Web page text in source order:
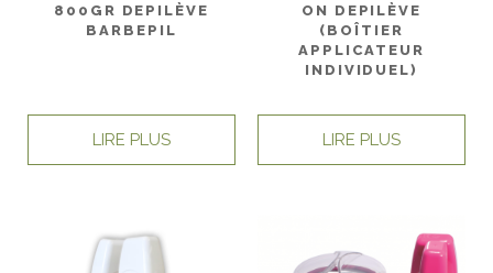
800GR DEPILÈVE
BARBEPIL
LIRE PLUS
ON DEPILÈVE
(BOÎTIER
APPLICATEUR
INDIVIDUEL)
LIRE PLUS